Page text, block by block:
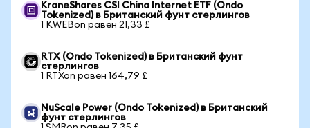
KraneShares CSI China Internet ETF (Ondo
Tokenized) в Британский фунт стерлингов
1 KWEBon равен 21,33 £
RTX (Ondo Tokenized) в Британский фунт
стерлингов
1 RTXon равен 164,79 £
NuScale Power (Ondo Tokenized) в Британский
фунт стерлингов